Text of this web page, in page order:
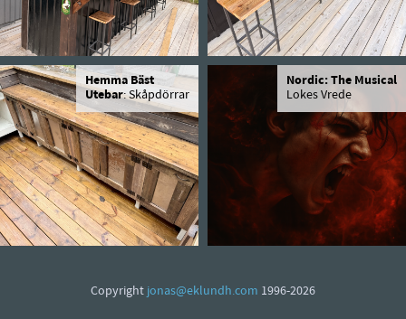
Hemma Bäst
Utebar: Skåpdörrar
Nordic: The Musical
Lokes Vrede
Copyright jonas@eklundh.com 1996-2026